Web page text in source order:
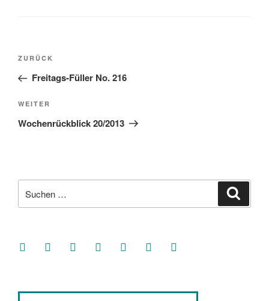
Beitragsnavigation
Vorheriger
Beitrag
ZURÜCK
Freitags-Füller No. 216
Nächster
Beitrag
WEITER
Wochenrückblick 20/2013
nach:
facebooksoundcloud
twitter mastodoninstagramthreads goodreads